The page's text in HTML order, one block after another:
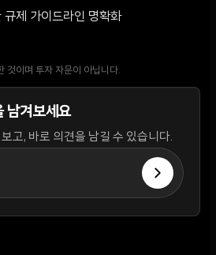
규제 가이드라인 명확화
것이며 투자 자문이 아닙니다.
남겨보세요
고, 바로 의견을 남길 수 있습니다.